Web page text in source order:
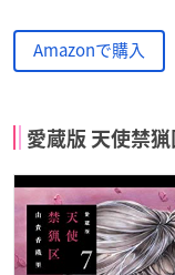
Amazonで購入
愛蔵版 天使禁猟